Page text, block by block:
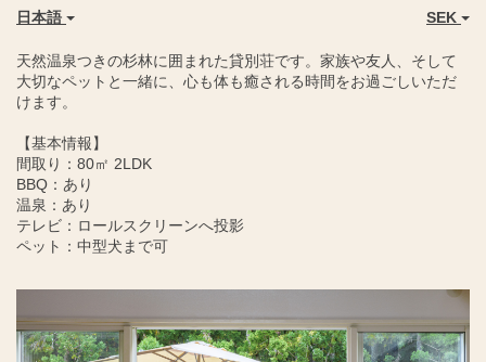
日本語 SEK
天然温泉つきの杉林に囲まれた貸別荘です。家族や友人、そして
大切なペットと一緒に、心も体も癒される時間をお過ごしいただ
けます。
【基本情報】
間取り：80㎡ 2LDK
BBQ：あり
温泉：あり
テレビ：ロールスクリーンへ投影
ペット：中型犬まで可
Next